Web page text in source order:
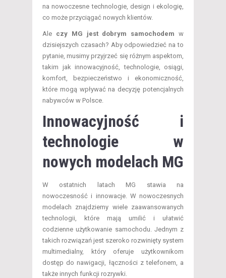
na nowoczesne technologie, design i ekologię,
co może przyciągać nowych klientów.
Ale czy MG jest dobrym samochodem w
dzisiejszych czasach? Aby odpowiedzieć na to
pytanie, musimy przyjrzeć się różnym aspektom,
takim jak innowacyjność, technologie, osiągi,
komfort, bezpieczeństwo i ekonomiczność,
które mogą wpływać na decyzję potencjalnych
nabywców w Polsce.
Innowacyjność i
technologie w
nowych modelach MG
W ostatnich latach MG stawia na
nowoczesność i innowacje. W nowoczesnych
modelach znajdziemy wiele zaawansowanych
technologii, które mają umilić i ułatwić
codzienne użytkowanie samochodu. Jednym z
takich rozwiązań jest szeroko rozwinięty system
multimedialny, który oferuje użytkownikom
dostęp do nawigacji, łączności z telefonem, a
także innych funkcji rozrywki.